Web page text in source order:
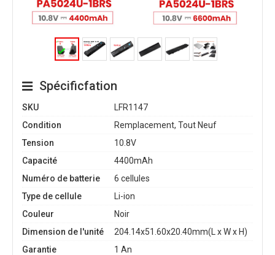
Spécificfation
SKU
LFR1147
Condition
Remplacement, Tout Neuf
Tension
10.8V
Capacité
4400mAh
Numéro de batterie
6 cellules
Type de cellule
Li-ion
Couleur
Noir
Dimension de l'unité
204.14x51.60x20.40mm(L x W x H)
Garantie
1 An